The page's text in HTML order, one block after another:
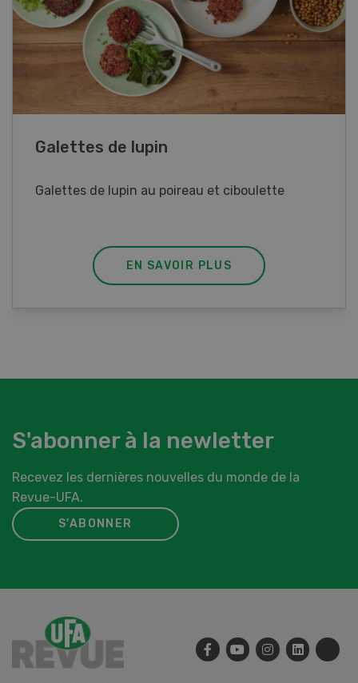
Galettes de lupin
Galettes de lupin au poireau et ciboulette
EN SAVOIR PLUS
S'abonner à la newletter
Recevez les dernières nouvelles du monde de la
Revue-UFA.
S'ABONNER